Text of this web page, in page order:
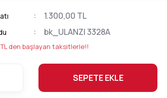
1.300,00 TL
bk_ULANZI 3328A
den başlayan taksitlerle!!
SEPETE EKLE